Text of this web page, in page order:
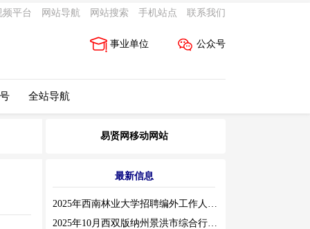
频平台 网站导航 网站搜索 手机站点 联系我们
公众号
事业单位
全站导航
易贤网移动网站
最新信息
2025年西南林业大学招聘编外工作人员公告（三）
2025年10月西双版纳州景洪市综合行政执法局招聘人员公告